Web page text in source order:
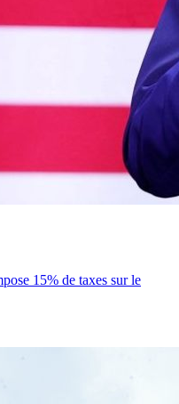
15% de taxes sur le